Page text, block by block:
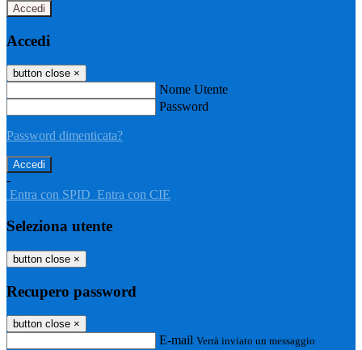
Accedi
Accedi
button close ×
Nome Utente
Password
Password dimenticata?
-
Entra con SPID Entra con CIE
Seleziona utente
button close ×
Recupero password
button close ×
E-mail Verrà inviato un messaggio